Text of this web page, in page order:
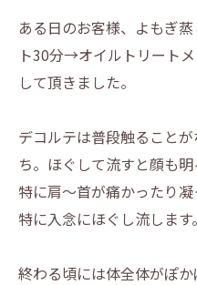
ある日のお客様、よもぎ
ト30分→オイルトリート
して頂きました。
デコルテは普段触ること
ち。ほぐして流すと顔も
特に肩〜首が痛かったり凝
特に入念にほぐし流します。
終わる頃には体全体がぽ